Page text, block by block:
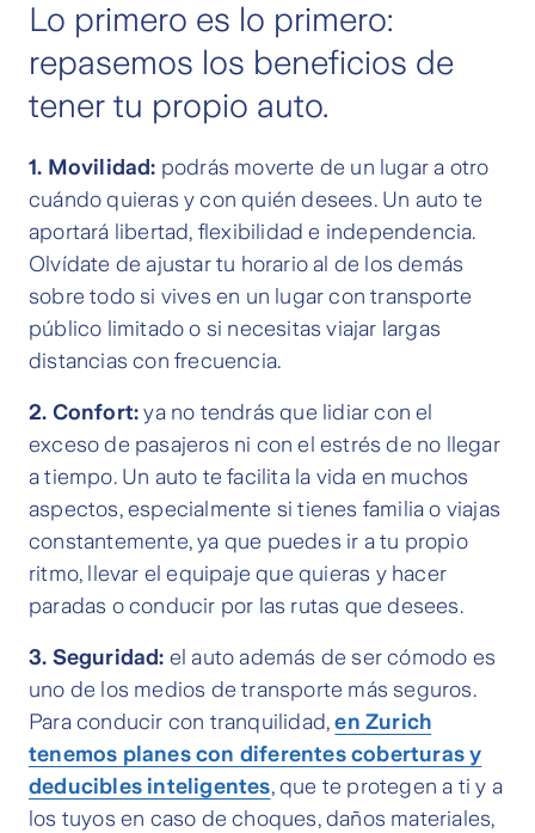
Lo primero es lo primero:
repasemos los beneficios de
tener tu propio auto.
1. Movilidad: podrás moverte de un lugar a otro
cuándo quieras y con quién desees. Un auto te
aportará libertad, flexibilidad e independencia.
Olvídate de ajustar tu horario al de los demás
sobre todo si vives en un lugar con transporte
público limitado o si necesitas viajar largas
distancias con frecuencia.
2. Confort:ya no tendrás que lidiar con el
exceso de pasajeros ni con el estrés de no llegar
a tiempo. Un auto te facilita la vida en muchos
aspectos, especialmente si tienes familia o viajas
constantemente, ya que puedes ir a tu propio
ritmo, llevar el equipaje que quieras y hacer
paradas o conducir por las rutas que desees.
3. Seguridad: el auto además de ser cómodo es
uno de los medios de transporte más seguros.
Para conducir con tranquilidad,en Zurich
tenemos planes con diferentes coberturas y
deducibles inteligentes, que te protegen a ti y a
los tuyos en caso de choques, daños materiales,